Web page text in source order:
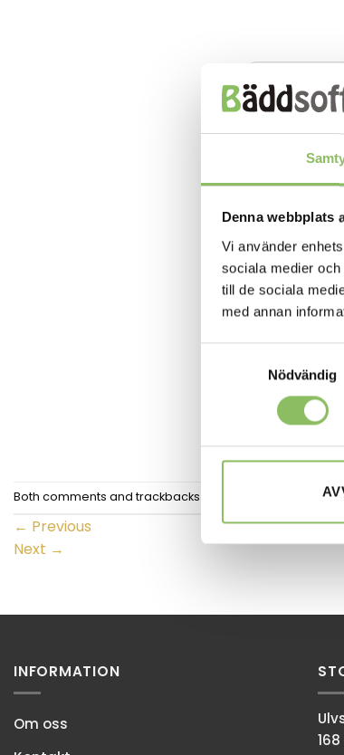
Denna webbplats
Vi använder
sociala medier
till de sociala
med annan
Nödvändig
Both comments and trackbacks are currently closed.
← Previous
Next →
INFORMATION
Om oss